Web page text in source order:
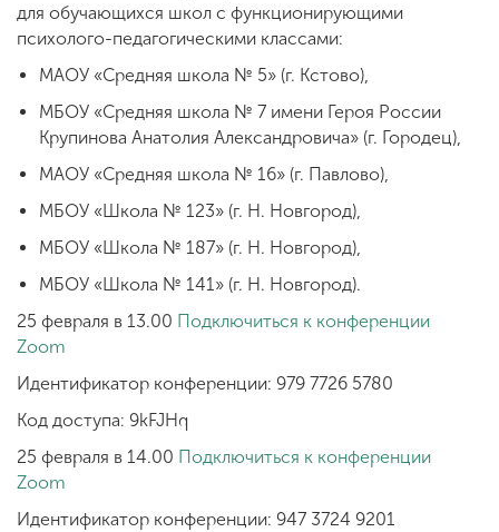
Приемная
комиссия
+7 (831) 262-26-20
для обучающихся школ с функционирующими
психолого-педагогическими классами:
МАОУ «Средняя школа № 5» (г. Кстово),
МБОУ «Средняя школа № 7 имени Героя России
Крупинова Анатолия Александровича» (г. Городец),
МАОУ «Средняя школа № 16» (г. Павлово),
МБОУ «Школа № 123» (г. Н. Новгород),
МБОУ «Школа № 187» (г. Н. Новгород),
МБОУ «Школа № 141» (г. Н. Новгород).
25 февраля в 13.00 Подключиться к конференции
Zoom
Идентификатор конференции: 979 7726 5780
Код доступа: 9kFJHq
25 февраля в 14.00 Подключиться к конференции
Zoom
Идентификатор конференции: 947 3724 9201